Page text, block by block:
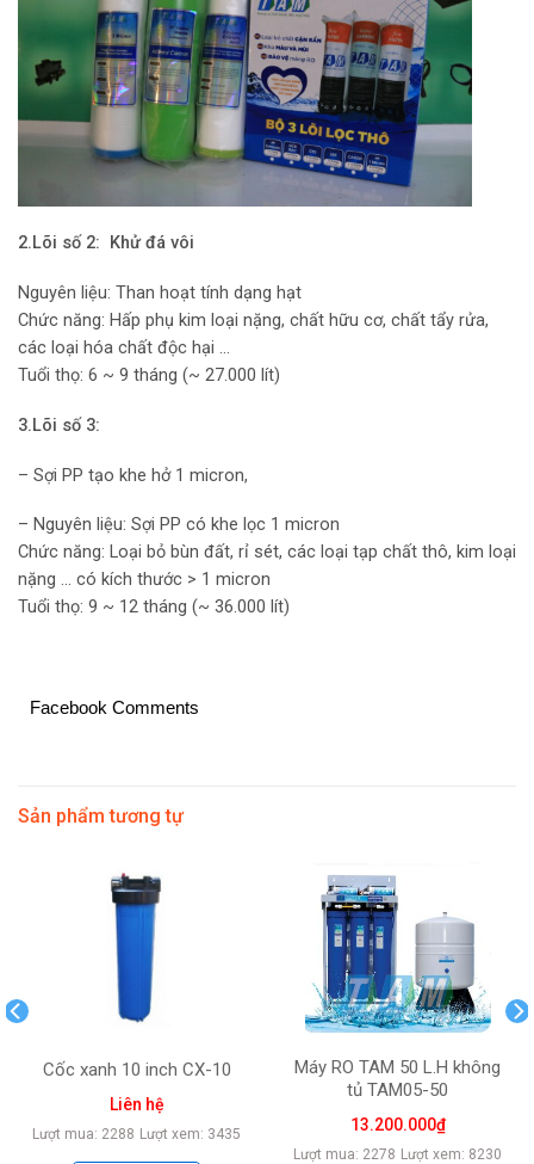
2.Lõi số 2: Khử đá vôi
Nguyên liệu: Than hoạt tính dạng hạt
Chức năng: Hấp phụ kim loại nặng, chất hữu cơ, chất tẩy rửa,
các loại hóa chất độc hại …
Tuổi thọ: 6 ~ 9 tháng (~ 27.000 lít)
3.Lõi số 3:
– Sợi PP tạo khe hở 1 micron,
– Nguyên liệu: Sợi PP có khe lọc 1 micron
Chức năng: Loại bỏ bùn đất, rỉ sét, các loại tạp chất thô, kim loại
nặng … có kích thước > 1 micron
Tuổi thọ: 9 ~ 12 tháng (~ 36.000 lít)
Facebook Comments
Sản phẩm tương tự
Cốc xanh 10 inch CX-10
Liên hệ
Lượt mua: 2288 Lượt xem: 3435
Máy RO TAM 50 L.H không
tủ TAM05-50
13.200.000₫
Lượt mua: 2278 Lượt xem: 8230